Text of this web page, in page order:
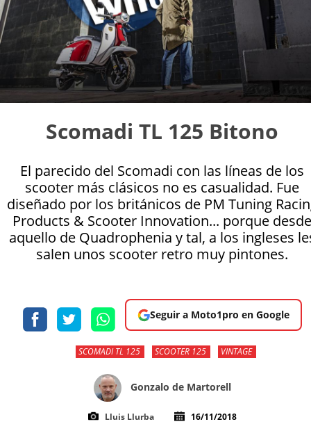
Scomadi TL 125 Bitono
El parecido del Scomadi con las líneas de los
scooter más clásicos no es casualidad. Fue
diseñado por los británicos de PM Tuning
Products & Scooter Innovation... porque
aquello de Quadrophenia y tal, a los ingleses
salen unos scooter retro muy pintones.
Seguir a Moto1pro en Google
SCOMADI TL 125 SCOOTER 125 VINTAGE
Gonzalo de Martorell
Lluis Llurba 16/11/2018